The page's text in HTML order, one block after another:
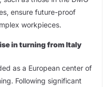
ensure future-proof
workpieces.
in turning from Italy
as a European center of
Following significant